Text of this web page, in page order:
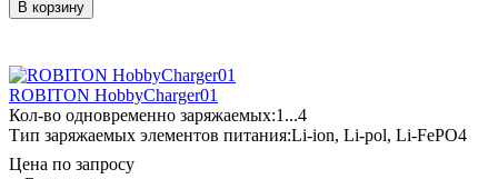
В корзину
ROBITON HobbyCharger01
Кол-во одновременно заряжаемых:1...4
Тип заряжаемых элементов питания:Li-ion, Li-pol, Li-FePO4
Цена по запросу